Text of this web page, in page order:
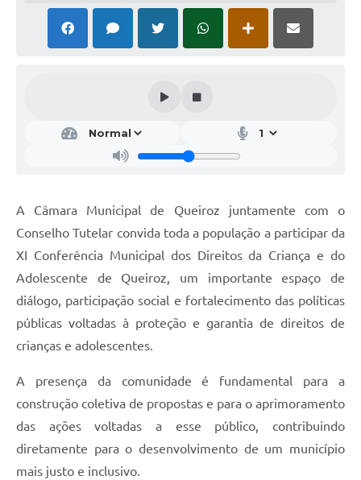
A Câmara Municipal de Queiroz juntamente com o
Conselho Tutelar convida toda a população a participar da
XI Conferência Municipal dos Direitos da Criança e do
Adolescente de Queiroz, um importante espaço de
diálogo, participação social e fortalecimento das políticas
públicas voltadas à proteção e garantia de direitos de
crianças e adolescentes.
A presença da comunidade é fundamental para a
construção coletiva de propostas e para o aprimoramento
das ações voltadas a esse público, contribuindo
diretamente para o desenvolvimento de um município
mais justo e inclusivo.